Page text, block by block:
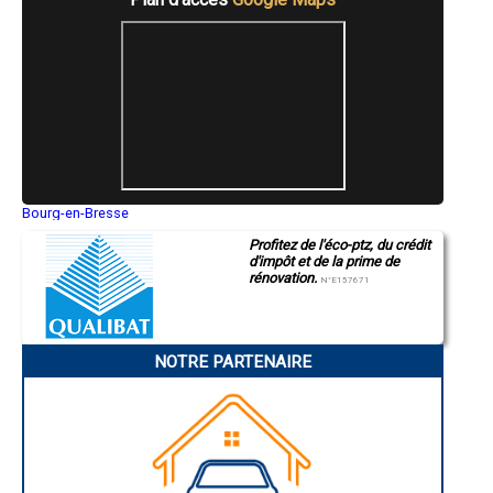
- Entreprise de rénovation immobilière à Eurre
- Entreprise de rénovation immobilière à Mollans-sur-Ouvèze
- Entreprise de rénovation immobilière à Laveyron
- Entreprise de rénovation immobilière à Eymeux
- Entreprise de rénovation immobilière à Margès
- Entreprise de rénovation immobilière à Le Poët-Laval
- Entreprise de rénovation immobilière à Tourrettes
- Entreprise de rénovation immobilière à Piégros-la-Clastre
- Entreprise de rénovation immobilière à La Bâtie-Rolland
- Entreprise de rénovation immobilière à Charmes-sur-l'Herbasse
- Entreprise de rénovation immobilière à Mirabel-et-Blacons
- Entreprise de rénovation immobilière à Cléon-d'Andran
- Entreprise de rénovation immobilière à Rochefort-Samson
- Entreprise de rénovation immobilière à Le Grand-Serre
- Entreprise de rénovation immobilière à Saint-Gervais-sur-Roubion
- Entreprise de rénovation immobilière à La Baume-de-Transit
Bourg-en-Bresse
Montluçon
Manosque
Gap
Charleville-Mézières
Pamiers
Narbonne
Profitez de l'éco-ptz, du crédit
d'impôt et de la prime de
rénovation. N°E157671
NOTRE PARTENAIRE